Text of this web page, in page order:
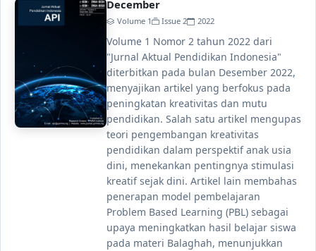
December
Volume 1 Issue 2 2022
Volume 1 Nomor 2 tahun 2022 dari
"Jurnal Aktual Pendidikan Indonesia"
diterbitkan pada bulan Desember 2022,
menyajikan artikel yang berfokus pada
peningkatan kreativitas dan mutu
pendidikan. Salah satu artikel mengupas
teori pengembangan kreativitas
pendidikan dalam perspektif anak usia
dini, menekankan pentingnya stimulasi
kreatif sejak dini. Artikel lain membahas
penerapan model pembelajaran
Problem Based Learning (PBL) sebagai
upaya meningkatkan hasil belajar siswa
pada materi Balaghah, menunjukkan